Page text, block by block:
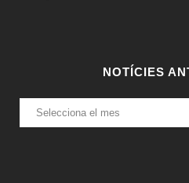
NOTÍCIES
NOTÍCIES
ANTERIORS: